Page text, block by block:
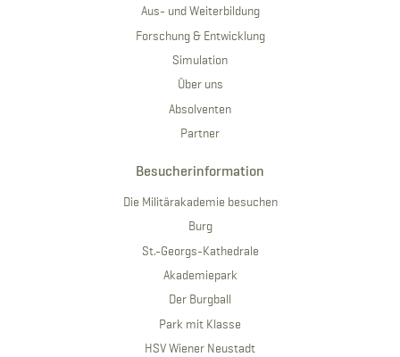
Aus- und Weiterbildung
Forschung & Entwicklung
Simulation
Über uns
Absolventen
Partner
Besucherinformation
Die Militärakademie besuchen
Burg
St.-Georgs-Kathedrale
Akademiepark
Der Burgball
Park mit Klasse
HSV Wiener Neustadt